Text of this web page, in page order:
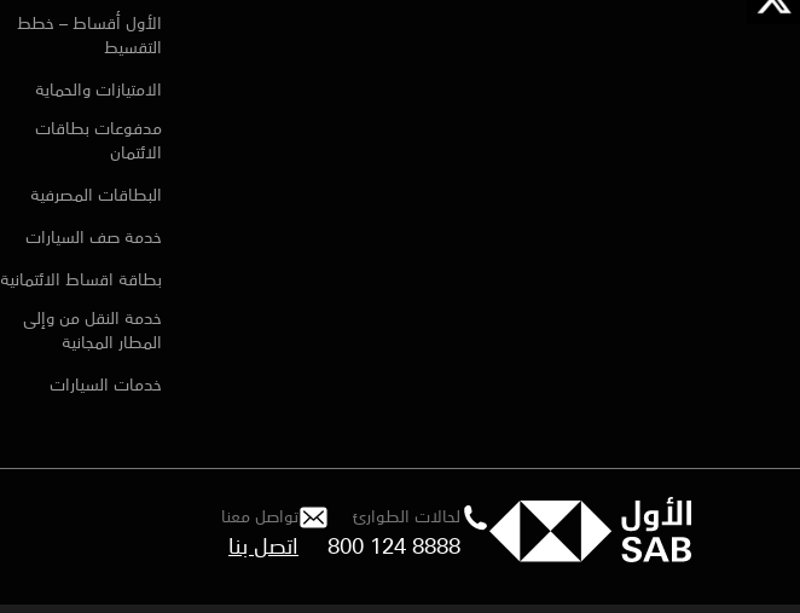
الأول أقساط – خطط
التقسيط
الامتيازات والحماية
مدفوعات بطاقات
الائتمان
البطاقات المصرفية
خدمة صف السيارات
بطاقة اقساط الائتمانية
خدمة النقل من وإلى
المطار المجانية
خدمات السيارات
لحالات الطوارئ
800 124 8888
تواصل معنا
اتصل بنا